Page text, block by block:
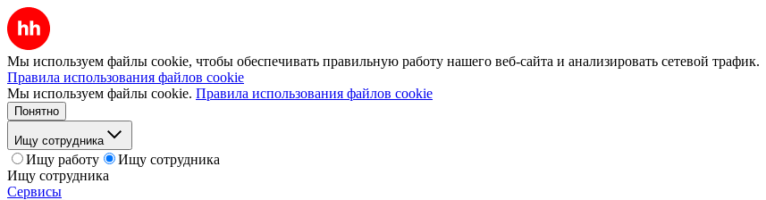
Мы используем файлы cookie, чтобы обеспечивать правильную работу нашего веб-сайта и анализировать сетевой трафик.
Правила использования файлов cookie
Мы используем файлы cookie. Правила использования файлов cookie
Понятно
Ищу сотрудника
Ищу работу
Ищу сотрудника
Ищу сотрудника
Сервисы